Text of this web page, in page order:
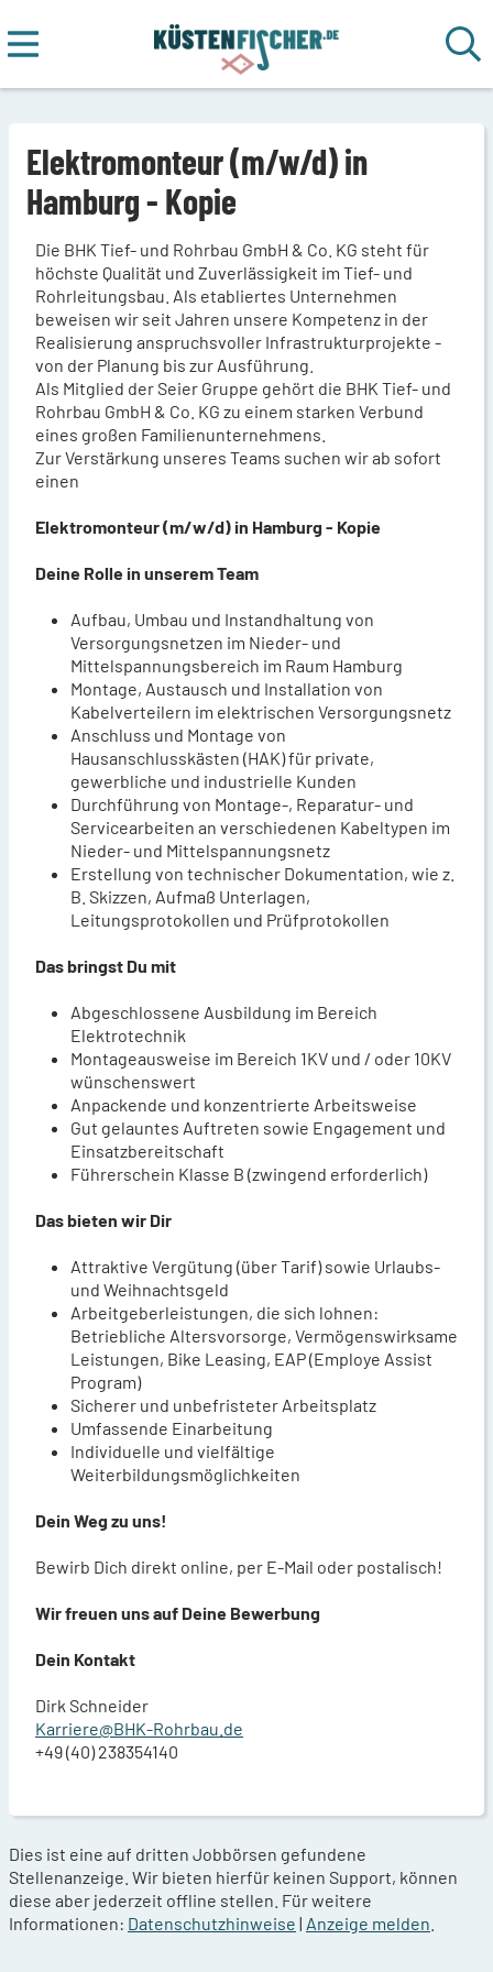
Elektromonteur (m/w/d) in
Hamburg - Kopie
Die BHK Tief- und Rohrbau GmbH & Co. KG steht für
höchste Qualität und Zuverlässigkeit im Tief- und
Rohrleitungsbau. Als etabliertes Unternehmen
beweisen wir seit Jahren unsere Kompetenz in der
Realisierung anspruchsvoller Infrastrukturprojekte -
von der Planung bis zur Ausführung.
Als Mitglied der Seier Gruppe gehört die BHK Tief- und
Rohrbau GmbH & Co. KG zu einem starken Verbund
eines großen Familienunternehmens.
Zur Verstärkung unseres Teams suchen wir ab sofort
einen
Elektromonteur (m/w/d) in Hamburg - Kopie
Deine Rolle in unserem Team
Aufbau, Umbau und Instandhaltung von
Versorgungsnetzen im Nieder- und
Mittelspannungsbereich im Raum Hamburg
Montage, Austausch und Installation von
Kabelverteilern im elektrischen Versorgungsnetz
Anschluss und Montage von
Hausanschlusskästen (HAK) für private,
gewerbliche und industrielle Kunden
Durchführung von Montage-, Reparatur- und
Servicearbeiten an verschiedenen Kabeltypen im
Nieder- und Mittelspannungsnetz
Erstellung von technischer Dokumentation, wie z.
B. Skizzen, Aufmaß Unterlagen,
Leitungsprotokollen und Prüfprotokollen
Das bringst Du mit
Abgeschlossene Ausbildung im Bereich
Elektrotechnik
Montageausweise im Bereich 1KV und / oder 10KV
wünschenswert
Anpackende und konzentrierte Arbeitsweise
Gut gelauntes Auftreten sowie Engagement und
Einsatzbereitschaft
Führerschein Klasse B (zwingend erforderlich)
Das bieten wir Dir
Attraktive Vergütung (über Tarif) sowie Urlaubs-
und Weihnachtsgeld
Arbeitgeberleistungen, die sich lohnen:
Betriebliche Altersvorsorge, Vermögenswirksame
Leistungen, Bike Leasing, EAP (Employe Assist
Program)
Sicherer und unbefristeter Arbeitsplatz
Umfassende Einarbeitung
Individuelle und vielfältige
Weiterbildungsmöglichkeiten
Dein Weg zu uns!
Bewirb Dich direkt online, per E-Mail oder postalisch!
Wir freuen uns auf Deine Bewerbung
Dein Kontakt
Dirk Schneider
Karriere@BHK-Rohrbau.de
+49 (40) 238354140
Dies ist eine auf dritten Jobbörsen gefundene
Stellenanzeige. Wir bieten hierfür keinen Support, können
diese aber jederzeit offline stellen. Für weitere
Informationen: Datenschutzhinweise | Anzeige melden